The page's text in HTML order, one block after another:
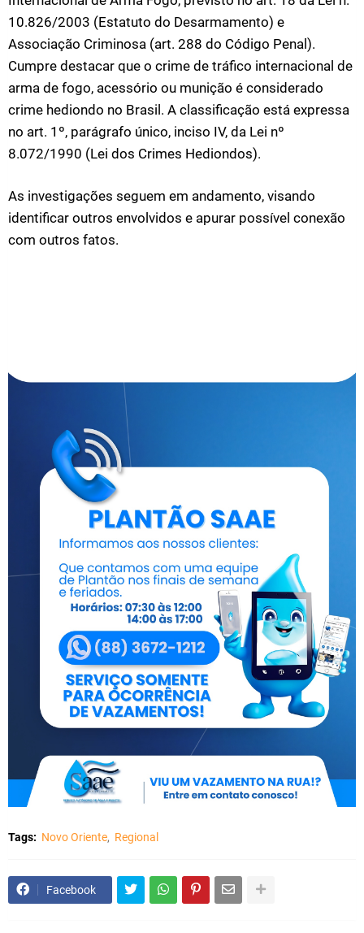
10.826/2003 (Estatuto do Desarmamento) e
Associação Criminosa (art. 288 do Código Penal).
Cumpre destacar que o crime de tráfico internacional de
arma de fogo, acessório ou munição é considerado
crime hediondo no Brasil. A classificação está expressa
no art. 1º, parágrafo único, inciso IV, da Lei nº
8.072/1990 (Lei dos Crimes Hediondos).
As investigações seguem em andamento, visando
identificar outros envolvidos e apurar possível conexão
com outros fatos.
Tags: Novo Oriente Regional
Facebook